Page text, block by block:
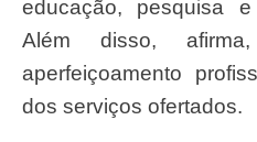
educação, pesquisa
Além disso,
aperfeiçoamento
dos serviços ofertados.